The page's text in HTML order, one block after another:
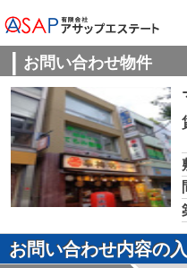
お問い合わせ物件
お問い合わせ内容の